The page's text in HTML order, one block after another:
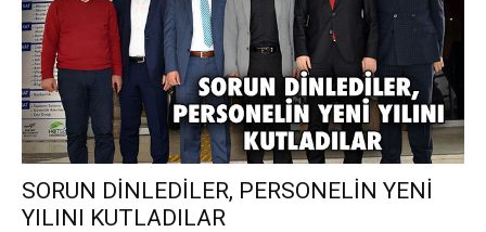
SORUN DİNLEDİLER, PERSONELİN YENİ
YILINI KUTLADILAR